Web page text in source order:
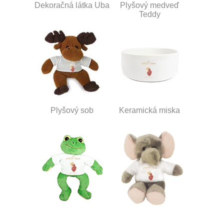
Dekoračná látka Uba
Plyšový medveď
Teddy
Plyšový sob Keramická miska